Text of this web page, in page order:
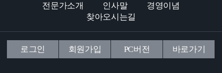
전문가소개 인사말
경영이념
찾아오시는길
로그인 회원가입 PC버전 바로가기